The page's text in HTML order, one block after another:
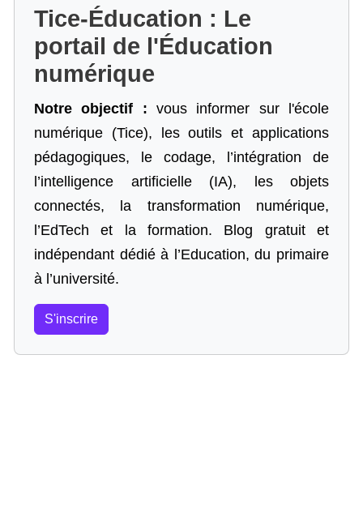
Tice-Éducation : Le
portail de l'Éducation
numérique
Notre objectif : vous informer sur l'école
numérique (Tice), les outils et applications
pédagogiques, le codage,
l’intégration de
l’intelligence artificielle (IA), les objets
connectés, la transformation numérique,
l’EdTech et la formation. Blog gratuit et
indépendant dédié à l’Education, du primaire
à l’université.
S'inscrire